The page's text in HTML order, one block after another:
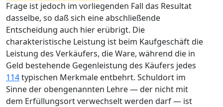
Frage ist jedoch im vorliegenden Fall das Resultat
dasselbe, so daß sich eine abschließende
Entscheidung auch hier erübrigt. Die
charakteristische Leistung ist beim Kaufgeschäft die
Leistung des Verkäufers, die Ware, während die in
Geld bestehende Gegenleistung des Käufers jedes
114typischen Merkmale entbehrt. Schuldort im
Sinne der obengenannten Lehre — der nicht mit
dem Erfüllungsort verwechselt werden darf — ist